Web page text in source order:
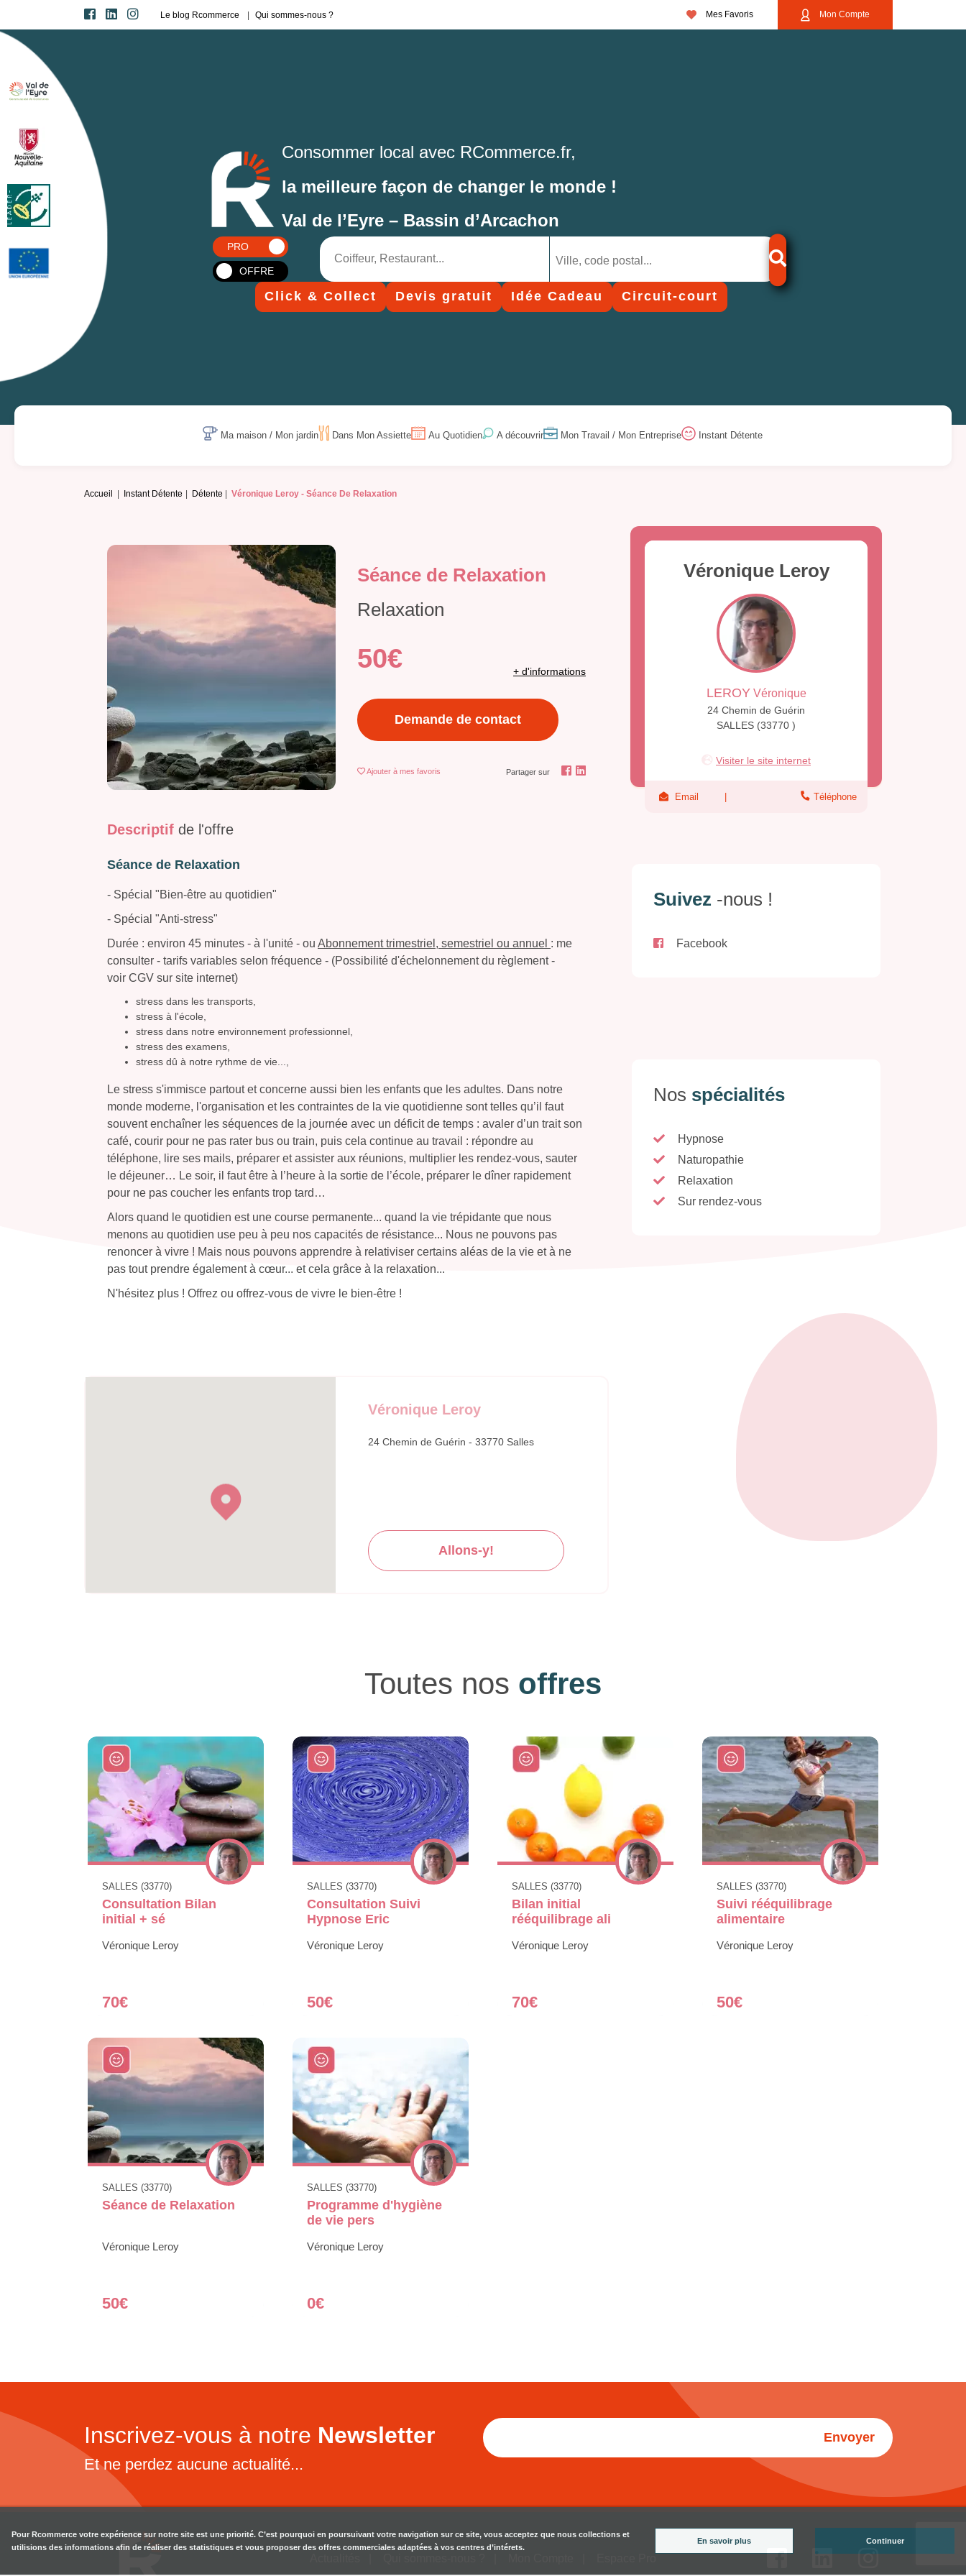
Le blog Rcommerce Qui sommes-nous ? Mes Favoris Mon Compte
Consommer local avec RCommerce.fr,
la meilleure façon de changer le monde !
Val de l’Eyre – Bassin d’Arcachon
PRO
OFFRE
Click & Collect Devis gratuit Idée Cadeau Circuit-court
Ma maison / Mon jardin Dans Mon Assiette Au Quotidien A découvrir Mon Travail / Mon Entreprise Instant Détente
Accueil Instant Détente Détente Véronique Leroy -Séance De Relaxation
Séance de Relaxation
Relaxation
50€ + d'informations
Demande de contact
Ajouter à mes favoris Partager sur
Descriptif de l'offre
Séance de Relaxation
- Spécial "Bien-être au quotidien"
- Spécial "Anti-stress"
Durée : environ 45 minutes - à l'unité - ou Abonnement trimestriel, semestriel ou annuel : me
consulter - tarifs variables selon fréquence - (Possibilité d'échelonnement du règlement -
voir CGV sur site internet)
stress dans les transports,
stress à l'école,
stress dans notre environnement professionnel,
stress des examens,
stress dû à notre rythme de vie...,
Le stress s'immisce partout et concerne aussi bien les enfants que les adultes. Dans notre
monde moderne, l'organisation et les contraintes de la vie quotidienne sont telles qu’il faut
souvent enchaîner les séquences de la journée avec un déficit de temps : avaler d’un trait son
café, courir pour ne pas rater bus ou train, puis cela continue au travail : répondre au
téléphone, lire ses mails, préparer et assister aux réunions, multiplier les rendez-vous, sauter
le déjeuner… Le soir, il faut être à l’heure à la sortie de l’école, préparer le dîner rapidement
pour ne pas coucher les enfants trop tard…
Alors quand le quotidien est une course permanente... quand la vie trépidante que nous
menons au quotidien use peu à peu nos capacités de résistance... Nous ne pouvons pas
renoncer à vivre ! Mais nous pouvons apprendre à relativiser certains aléas de la vie et à ne
pas tout prendre également à cœur... et cela grâce à la relaxation...
N'hésitez plus ! Offrez ou offrez-vous de vivre le bien-être !
Véronique Leroy
24 Chemin de Guérin - 33770 Salles
Allons-y!
Véronique Leroy
LEROYVéronique
24 Chemin de Guérin
SALLES (33770 )
Visiter le site internet
Email Téléphone
Suivez -nous !
Facebook
Nos spécialités
Hypnose
Naturopathie
Relaxation
Sur rendez-vous
Toutes nos offres
SALLES (33770)
Consultation Bilan
initial + sé
Véronique Leroy
70€
SALLES (33770)
Consultation Suivi
Hypnose Eric
Véronique Leroy
50€
SALLES (33770)
Bilan initial
rééquilibrage ali
Véronique Leroy
70€
SALLES (33770)
Suivi rééquilibrage
alimentaire
Véronique Leroy
50€
SALLES (33770)
Séance de Relaxation
Véronique Leroy
50€
SALLES (33770)
Programme d'hygiène
de vie pers
Véronique Leroy
0€
Inscrivez-vous à notre Newsletter
Et ne perdez aucune actualité...
Envoyer
Pour Rcommerce votre expérience sur notre site est une priorité. C’est pourquoi en poursuivant votre navigation sur ce site, vous acceptez que nous collections et
utilisions des informations afin de réaliser des statistiques et vous proposer des offres commerciales adaptées à vos centres d’intérets.
En savoir plus Continuer